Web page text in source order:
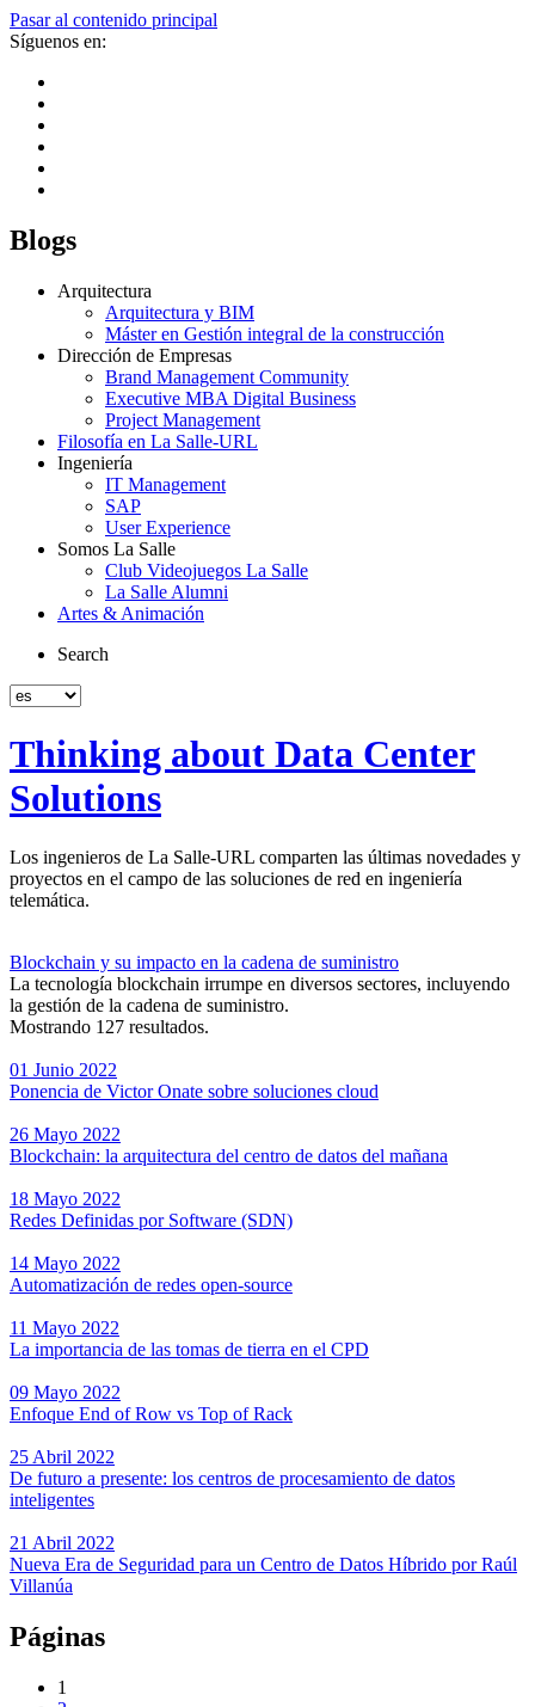
Pasar al contenido principal
Síguenos en:
Blogs
Arquitectura
Arquitectura y BIM
Máster en Gestión integral de la construcción
Dirección de Empresas
Brand Management Community
Executive MBA Digital Business
Project Management
Filosofía en La Salle-URL
Ingeniería
IT Management
SAP
User Experience
Somos La Salle
Club Videojuegos La Salle
La Salle Alumni
Artes & Animación
Search
Thinking about Data Center
Solutions
Los ingenieros de La Salle-URL comparten las últimas novedades y
proyectos en el campo de las soluciones de red en ingeniería
telemática.
Blockchain y su impacto en la cadena de suministro
La tecnología blockchain irrumpe en diversos sectores, incluyendo
la gestión de la cadena de suministro.
Mostrando 127 resultados.
01 Junio 2022
Ponencia de Victor Onate sobre soluciones cloud
26 Mayo 2022
Blockchain: la arquitectura del centro de datos del mañana
18 Mayo 2022
Redes Definidas por Software (SDN)
14 Mayo 2022
Automatización de redes open-source
11 Mayo 2022
La importancia de las tomas de tierra en el CPD
09 Mayo 2022
Enfoque End of Row vs Top of Rack
25 Abril 2022
De futuro a presente: los centros de procesamiento de datos
inteligentes
21 Abril 2022
Nueva Era de Seguridad para un Centro de Datos Híbrido por Raúl
Villanúa
Páginas
1